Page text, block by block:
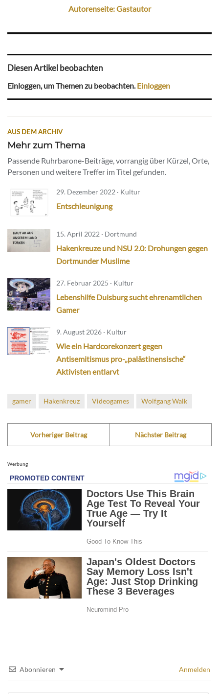
Autorenseite: Gastautor
Diesen Artikel beobachten
Einloggen, um Themen zu beobachten. Einloggen
AUS DEM ARCHIV
Mehr zum Thema
Passende Ruhrbarone-Beiträge, vorrangig über Kürzel, Orte,
Personen und weitere Treffer im Titel gefunden.
29. Dezember 2022 · Kultur
Entschleunigung
15. April 2022 · Dortmund
Hakenkreuze und NSU 2.0: Drohungen gegen
Dortmunder Muslime
27. Februar 2025 · Kultur
Lebenshilfe Duisburg sucht ehrenamtlichen
Gamer
9. August 2026 · Kultur
Wie ein Hardcorekonzert gegen
Antisemitismus pro-„palästinensische“
Aktivisten entlarvt
gamer Hakenkreuz Videogames Wolfgang Walk
Vorheriger Beitrag Nächster Beitrag
Werbung
Abonnieren Anmelden